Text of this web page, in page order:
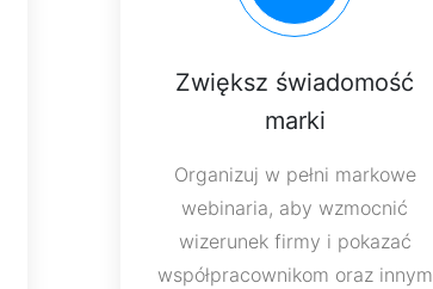
Zwiększ świadomość
marki
Organizuj w pełni markowe
webinaria, aby wzmocnić
wizerunek firmy i pokazać
współpracownikom oraz innym